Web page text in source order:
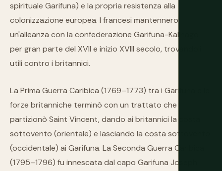
spirituale Garifuna) e la propria resistenza alla
colonizzazione europea. I francesi mantennero
un'alleanza con la confederazione Garifuna-Kalinago
per gran parte del XVII e inizio XVIII secolo, trovandoli
utili contro i britannici.
La Prima Guerra Caribica (1769–1773) tra i Garifuna e le
forze britanniche terminò con un trattato che
partizionò Saint Vincent, dando ai britannici la costa
sottovento (orientale) e lasciando la costa sottovento
(occidentale) ai Garifuna. La Seconda Guerra Caribica
(1795–1796) fu innescata dal capo Garifuna Joseph